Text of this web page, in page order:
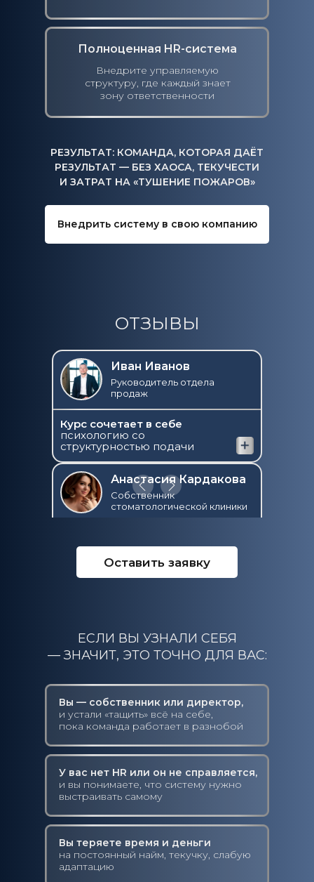
Полноценная HR-система
Внедрите управляемую
структуру, где каждый знает
зону ответственности
РЕЗУЛЬТАТ: КОМАНДА, КОТОРАЯ ДАЁТ
РЕЗУЛЬТАТ — БЕЗ ХАОСА, ТЕКУЧЕСТИ
И ЗАТРАТ НА «ТУШЕНИЕ ПОЖАРОВ»
Внедрить систему в свою компанию
Курс сочетает в себе
психологию со
структурностью подачи
Руководитель отдела
продаж
Иван Иванов
на месяц — и всё
продолжит работать
Собственник
стоматологической клиники
Анастасия Кардакова
Я вернула себе
уважение к себе как
очень полезный, без
воды
Исполнительный директор
компании
Кирилл Сидоров
Все сложилось,
директор
Карина Мельникова
ОТЗЫВЫ
Оставить заявку
ЕСЛИ ВЫ УЗНАЛИ СЕБЯ
— ЗНАЧИТ, ЭТО ТОЧНО ДЛЯ ВАС:
Вы — собственник или директор,
и устали «тащить» всё на себе,
пока команда работает в разнобой
У вас нет HR или он не справляется,
и вы понимаете, что систему нужно
выстраивать самому
Вы теряете время и деньги
на постоянный найм, текучку, слабую
адаптацию
Модуль 3. Где брать ТОП-сотрудников? Пошаговая
которая закрывает вакансии даже в условиях кадрового
Модуль 3. Где брать ТОП-
сотрудников? Пошаговая
система найма, которая закрывает
вакансии
даже в условиях кадрового голода